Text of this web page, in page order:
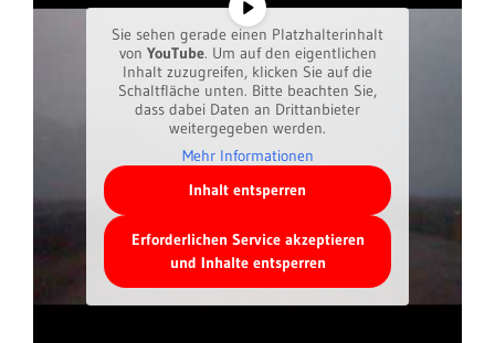
Sie sehen gerade einen Platzhalterinhalt
von YouTube. Um auf den eigentlichen
Inhalt zuzugreifen, klicken Sie auf die
Schaltfläche unten. Bitte beachten Sie,
dass dabei Daten an Drittanbieter
weitergegeben werden.
Mehr Informationen
Inhalt entsperren
Erforderlichen Service akzeptieren
und Inhalte entsperren